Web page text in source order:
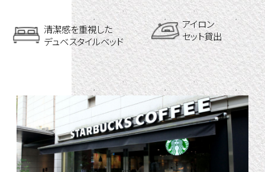
清潔感を重視した
デュベスタイルベッド
アイロン
セット貸出